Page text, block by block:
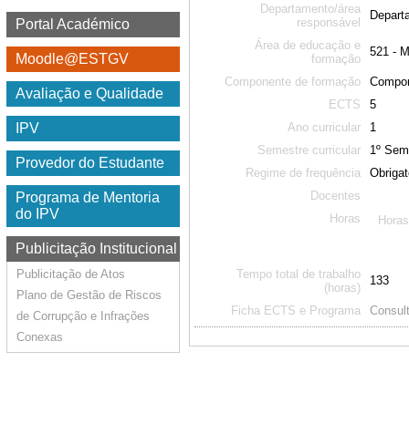
Portal Académico
Moodle@ESTGV
Avaliação e Qualidade
IPV
Provedor do Estudante
Programa de Mentoria
do IPV
Publicitação Institucional
Publicitação de Atos
Plano de Gestão de Riscos
de Corrupção e Infrações
Conexas
Departamento/área
responsável
Área de educação e
formação
521 -
Componente de formação
ECTS
5
Ano curricular
1
Semestre curricular
1º
Regime de frequência
Docentes
Horas
Tempo total de trabalho
(horas)
133
Ficha ECTS e Programa